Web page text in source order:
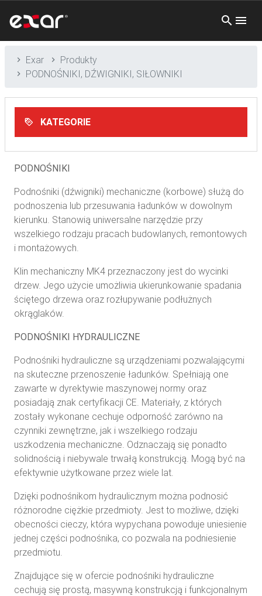
Exar
Produkty
PODNOŚNIKI, DŹWIGNIKI, SIŁOWNIKI
KATEGORIE
PODNOŚNIKI
Podnośniki (dźwigniki) mechaniczne (korbowe) służą do
podnoszenia lub przesuwania ładunków w dowolnym
kierunku. Stanowią uniwersalne narzędzie przy
wszelkiego rodzaju pracach budowlanych, remontowych
i montażowych.
Klin mechaniczny MK4 przeznaczony jest do wycinki
drzew. Jego użycie umożliwia ukierunkowanie spadania
ściętego drzewa oraz rozłupywanie podłużnych
okrąglaków.
PODNOŚNIKI HYDRAULICZNE
Podnośniki hydrauliczne są urządzeniami pozwalającymi
na skuteczne przenoszenie ładunków. Spełniają one
zawarte w dyrektywie maszynowej normy oraz
posiadają znak certyfikacji CE. Materiały, z których
zostały wykonane cechuje odporność zarówno na
czynniki zewnętrzne, jak i wszelkiego rodzaju
uszkodzenia mechaniczne. Odznaczają się ponadto
solidnością i niebywale trwałą konstrukcją. Mogą być na
efektywnie użytkowane przez wiele lat.
Dzięki podnośnikom hydraulicznym można podnosić
różnorodne ciężkie przedmioty. Jest to możliwe, dzięki
obecności cieczy, która wypychana powoduje uniesienie
jednej części podnośnika, co pozwala na podniesienie
przedmiotu.
Znajdujące się w ofercie podnośniki hydrauliczne
cechują się prostą, masywną konstrukcją i funkcjonalnym